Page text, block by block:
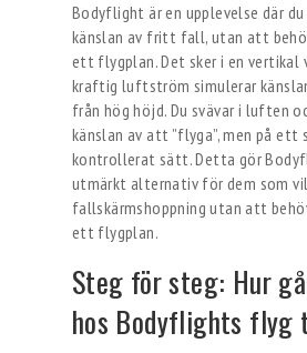
Bodyflight är en upplevelse där
känslan av fritt fall, utan att
ett flygplan. Det sker i en vertikal
kraftig luftström simulerar
från hög höjd. Du svävar i luften
känslan av att ”flyga”, men på ett
kontrollerat sätt. Detta gör
utmärkt alternativ för dem som
fallskärmshoppning utan att
ett flygplan.
Steg för steg: Hur
hos Bodyflights flyg